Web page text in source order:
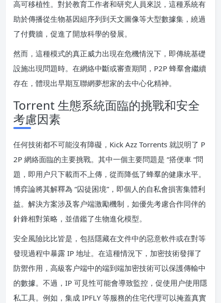
高可移植性。對於教育工作者和研究人員來説，這種系統有
助於傳播從生物基因組序列到天文圖像等大型數據集，繞過
了付費牆，促進了開放科學的發展。
然而，這種模式的真正威力出現在危機情況下，即傳統基礎
設施出現問題時。在網絡中斷或審查期間，P2P 蜂羣會繼續
存在，體現出早期互聯網夢想家的去中心化精神。
Torrent 生態系統面臨的挑戰和安全
考慮因素
任何技術都不可能沒有障礙，Kick Azz Torrents 就説明了 P
2P 網絡面臨的主要挑戰。其中一個主要問題是 “搭便車 “問
題，即用户只下載而不上傳，從而降低了蜂羣的健康水平。
博弈論將其解釋為 “囚徒困境”，即個人的自私會損害集體利
益。解決方案涉及客户端激勵機制，如優先考慮合作同伴的
針鋒相對策略，並借鑑了生物進化模型。
安全風險比比皆是，包括隱藏在文件中的惡意軟件或在對等
發現過程中暴露 IP 地址。在這種情況下，加密技術發揮了
防禦作用，高級客户端中的端到端加密技術可以保護傳輸中
的數據。不過，IP 可見性可能會導致監控，促使用户使用隱
私工具。例如，集成 IPFLY 等服務的住宅代理可以掩蓋真實